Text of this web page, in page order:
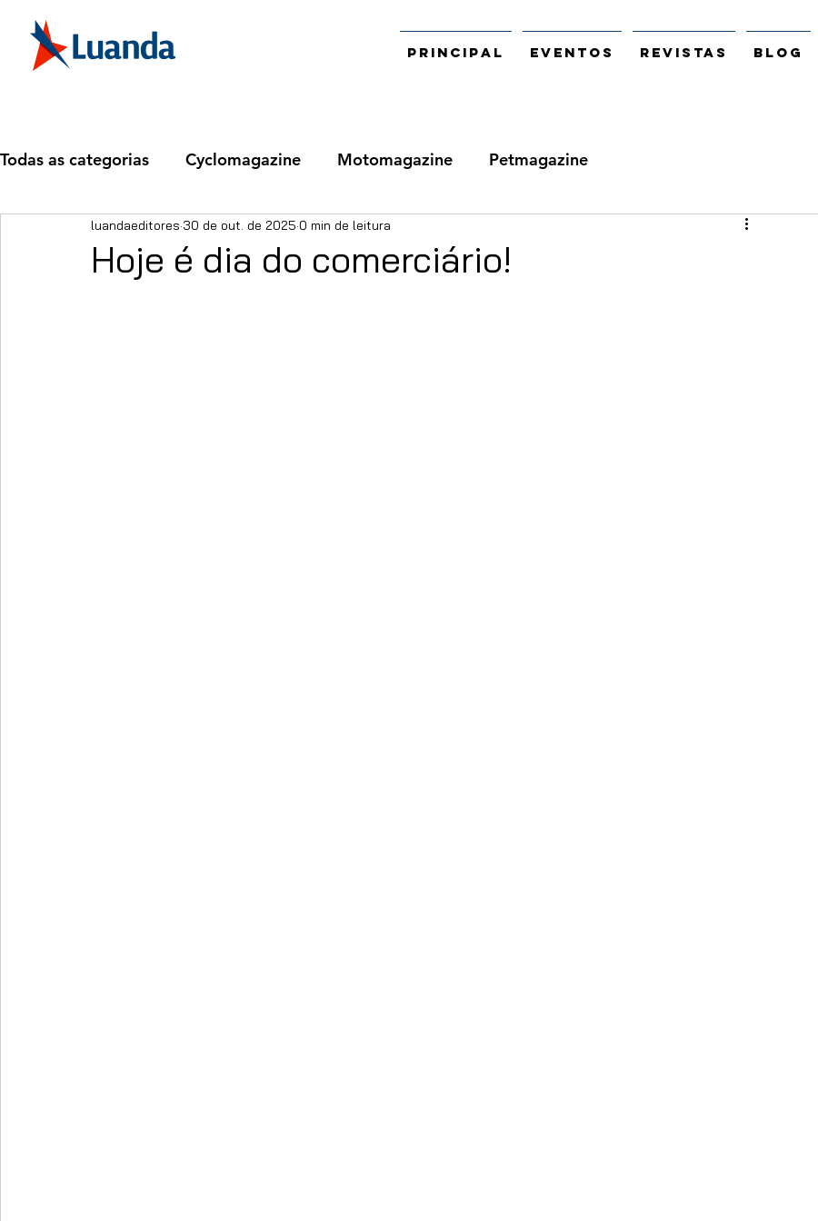
Principal Eventos Revistas Blog
Todas as categorias Cyclomagazine Motomagazine Petmagazine
Hoje é dia do comerciário!
luandaeditores 30 de out. de 2025 0 min de leitura